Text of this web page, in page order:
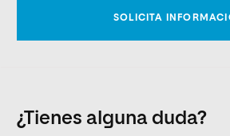
¿Tienes alguna duda?